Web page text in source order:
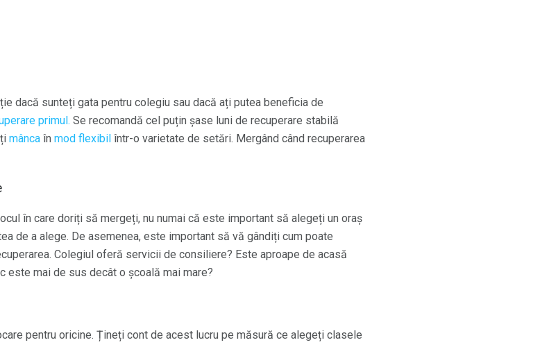
dacă sunteți gata pentru colegiu sau dacă ați putea beneficia de
primul. Se recomandă cel puțin șase luni de recuperare stabilă
mânca în mod flexibil într-o varietate de setări. Mergând când recuperarea
în care doriți să mergeți, nu numai că este important să alegeți un oraș
de a alege. De asemenea, este important să vă gândiți cum poate
Colegiul oferă servicii de consiliere? Este aproape de acasă
este mai de sus decât o școală mai mare?
pentru oricine. Țineți cont de acest lucru pe măsură ce alegeți clasele